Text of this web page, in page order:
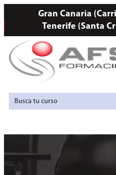
Gran Canaria
Tenerife (Santa